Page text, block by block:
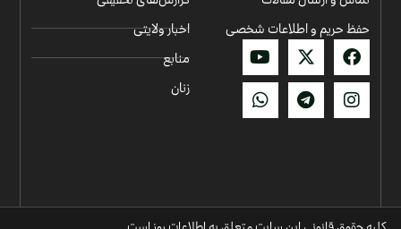
حفظ حریم و اطلاعات شخصی
اخبار ولایتی
منابع
زنان